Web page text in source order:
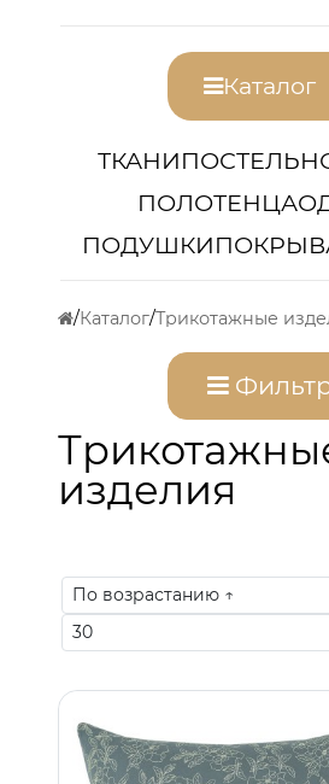
Каталог
ТКАНИ
ПОЛОТЕНЦА
ПОДУШКИ
Каталог Трикотажные
изделия